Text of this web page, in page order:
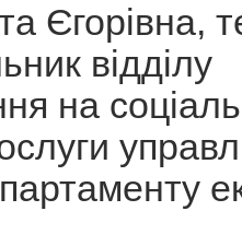
Єгорівна,
відділу
на